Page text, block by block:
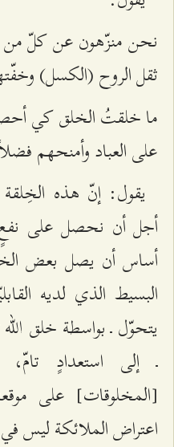
نحن منزّهون عن كلّ من
ثقل الروح (الكسل)
ما خلقتُ الخلق كي
على العباد وأمنحهم
يقول: إنّ هذه
أجل أن نحصل على
أساس أن يصل بعض
البسيط الذي لديه
يتحوّل ـ بواسطة خلق
ـ إلى استعدادٍ
[المخلوقات] على
اعتراض الملائكة ليس